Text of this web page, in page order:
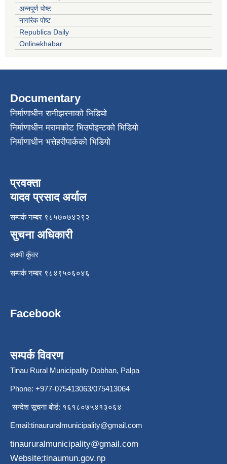
अन्नपूर्ण पोष्ट
नागरिक पोष्ट
Republica Daily
Onlinekhabar
Documentary
निर्माणाधीन रानीझरनाको भिडियो
निर्माणाधीन मरामकोट भिउपोइन्टको भिडियो
निर्माणाधीन भत्तेहरीपार्कको भिडियो
प्रवक्ता
यादव प्रसाद अर्याल
सम्पर्क नम्बर ९८५७०७४२९२
सुचना अधिकारी
लक्ष्मी कुँवर
सम्पर्क नम्बर ९८४९५०६०४६
Facebook
सम्पर्क विवरण
Tinau Rural Municipality Dobhan, Palpa
Phone: +977-075413063/075413064
सन्देश सूचना बोर्ड: १६१८०७५४१३०६४
Email:tinaururalmunicipality@gmail.com
tinaururalmunicipality@gmail.com
Website:tinaumun.gov.np